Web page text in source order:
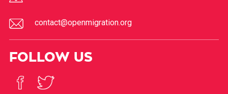
contact@openmigration.org
FOLLOW US